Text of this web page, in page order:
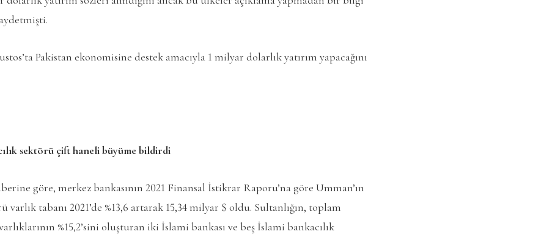
Pakistan ekonomisine destek amacıyla 1 milyar dolarlık yatırım yapacağını
sektörü çift haneli büyüme bildirdi
göre, merkez bankasının 2021 Finansal İstikrar Raporu’na göre Umman’ın
varlık tabanı 2021’de %13,6 artarak 15,34 milyar $ oldu. Sultanlığın, toplam
%15,2’sini oluşturan iki İslami bankası ve beş İslami bankacılık